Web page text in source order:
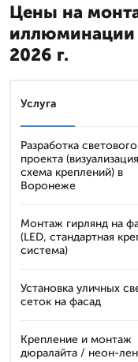
Цены на
иллюминации
2026 г.
Услуга
Разработка светового
проекта
схема креплений) в
Воронеже
Монтаж гирлянд на
(LED, стандартная
система)
Установка уличных
сеток на фасад
Крепление и монтаж
дюралайта / неон-